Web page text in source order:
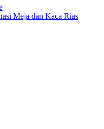
Meja dan Kaca Rias